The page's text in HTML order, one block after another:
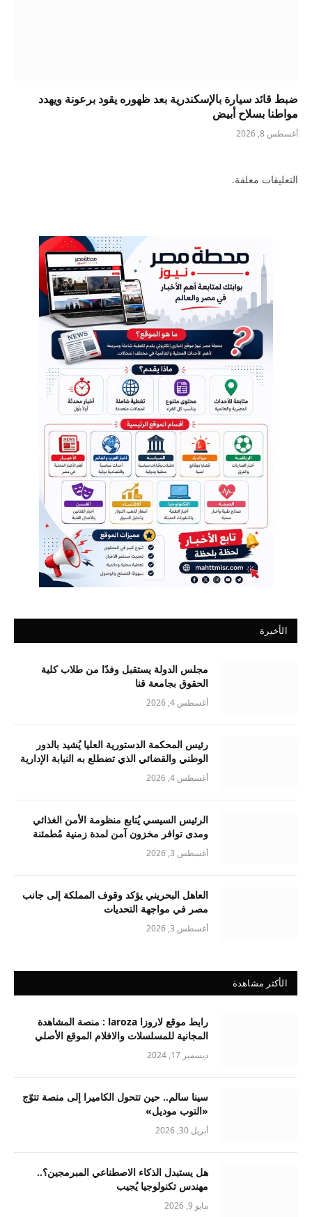
ضبط قائد سيارة بالإسكندرية بعد ظهوره يقود برعونة ويهدد
مواطنا بسلاح أبيض
أغسطس 8, 2026
التعليقات مغلقة.
الأخيرة
مجلس الدولة يستقبل وفدًا من طلاب كلية
الحقوق بجامعة قنا
أغسطس 4, 2026
رئيس المحكمة الدستورية العليا يُشيد بالدور
الوطني والقضائي الذي تضطلع به النيابة الإدارية
أغسطس 4, 2026
الرئيس السيسي يُتابع منظومة الأمن الغذائي
ومدى توافر مخزون آمن لمدة زمنية مُطمئنة
أغسطس 3, 2026
العاهل البحريني يؤكد وقوف المملكة إلى جانب
مصر في مواجهة التحديات
أغسطس 3, 2026
الأكثر مشاهدة
رابط موقع لاروزا laroza : منصة المشاهدة
المجانية للمسلسلات والافلام الموقع الأصلي
ديسمبر 17, 2024
سينا سالم.. حين تتحول الكاميرا إلى منصة تتوّج
«التوب موديل»
أبريل 30, 2026
هل يستبدل الذكاء الاصطناعي المبرمجين؟..
مهندس تكنولوجيا يُجيب
مايو 9, 2026